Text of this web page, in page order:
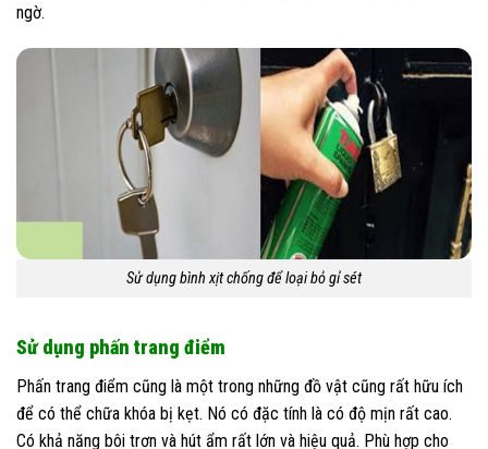
ngờ.
Sử dụng bình xịt chống để loại bỏ gỉ sét
Sử dụng phấn trang điểm
Phấn trang điểm cũng là một trong những đồ vật cũng rất hữu ích
để có thể chữa khóa bị kẹt. Nó có đặc tính là có độ mịn rất cao.
Có khả năng bôi trơn và hút ẩm rất lớn và hiệu quả. Phù hợp cho